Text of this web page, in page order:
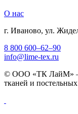
О нас
г. Иваново, ул.
8 800 600–62–90
info@lime-tex.ru
© ООО «ТК ЛайМ» —
тканей и